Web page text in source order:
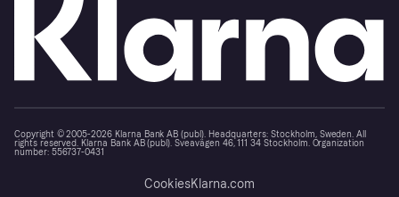
Copyright © 2005-2026 Klarna Bank AB (publ). Headquarters: Stockholm, Sweden. All
rights reserved. Klarna Bank AB (publ). Sveavägen 46, 111 34 Stockholm. Organization
number: 556737-0431
CookiesKlarna.com